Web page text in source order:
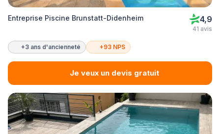
Entreprise Piscine Brunstatt-Didenheim 4,9
41 avis
+3 ans d'ancienneté +93 NPS
Je veux un devis gratuit